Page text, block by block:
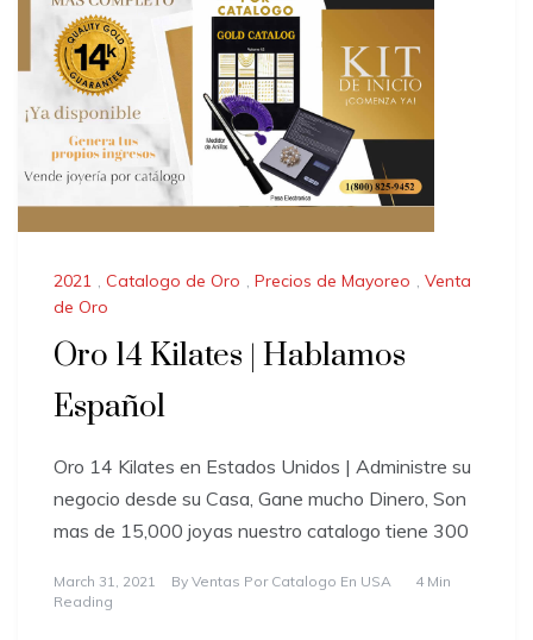
2021 , Catalogo de Oro , Precios de Mayoreo , Venta
de Oro
Oro 14 Kilates | Hablamos
Español
Oro 14 Kilates en Estados Unidos | Administre su
negocio desde su Casa, Gane mucho Dinero, Son
mas de 15,000 joyas nuestro catalogo tiene 300
March 31, 2021 By Ventas Por Catalogo En USA
4 Min
Reading